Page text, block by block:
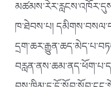
ཁ་ཐེབས་པ།